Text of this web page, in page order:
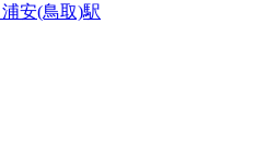
安(鳥取)駅